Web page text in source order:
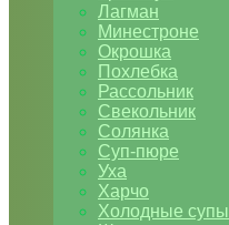
Лагман
Минестроне
Окрошка
Похлебка
Рассольник
Свекольник
Солянка
Суп-пюре
Уха
Харчо
Холодные супы